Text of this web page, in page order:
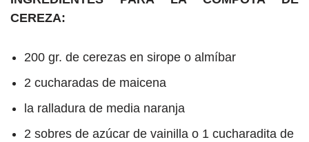
CEREZA:
200 gr. de cerezas en sirope o almíbar
2 cucharadas de maicena
la ralladura de media naranja
2 sobres de azúcar de vainilla o 1 cucharadita de